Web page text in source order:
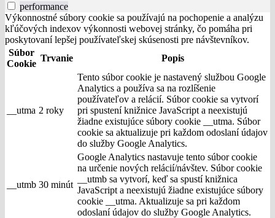
performance
Výkonnostné súbory cookie sa používajú na pochopenie a analýzu
kľúčových indexov výkonnosti webovej stránky, čo pomáha pri
poskytovaní lepšej používateľskej skúsenosti pre návštevníkov.
Súbor
Cookie
Trvanie Popis
__utma 2 roky
Tento súbor cookie je nastavený službou Google
Analytics a používa sa na rozlíšenie
používateľov a relácií. Súbor cookie sa vytvorí
pri spustení knižnice JavaScript a neexistujú
žiadne existujúce súbory cookie __utma. Súbor
cookie sa aktualizuje pri každom odoslaní údajov
do služby Google Analytics.
__utmb 30 minút
Google Analytics nastavuje tento súbor cookie
na určenie nových relácií/návštev. Súbor cookie
__utmb sa vytvorí, keď sa spustí knižnica
JavaScript a neexistujú žiadne existujúce súbory
cookie __utma. Aktualizuje sa pri každom
odoslaní údajov do služby Google Analytics.